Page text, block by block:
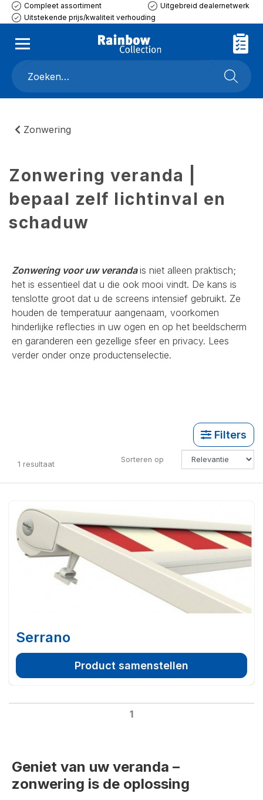
Compleet assortiment
Uitgebreid dealernetwerk
Uitstekende prijs/kwaliteit verhouding
Zonwering
Zonwering veranda |
bepaal zelf lichtinval en
schaduw
Zonwering voor uw verandais niet alleen praktisch;
het is essentieel dat u die ook mooi vindt. De kans is
tenslotte groot dat u de screens intensief gebruikt. Ze
houden de temperatuur aangenaam, voorkomen
hinderlijke reflecties in uw ogen en op het beeldscherm
en garanderen een gezellige sfeer en privacy. Lees
verder onder onze productenselectie.
Filters
1 resultaat Sorteren op
Serrano
Product samenstellen
1
Geniet van uw veranda –
zonwering is de oplossing